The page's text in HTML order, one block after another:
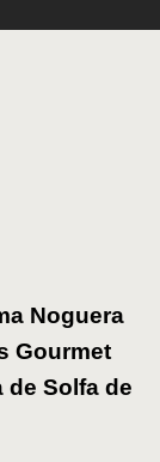
Noguera
Gourmet
de Solfa de